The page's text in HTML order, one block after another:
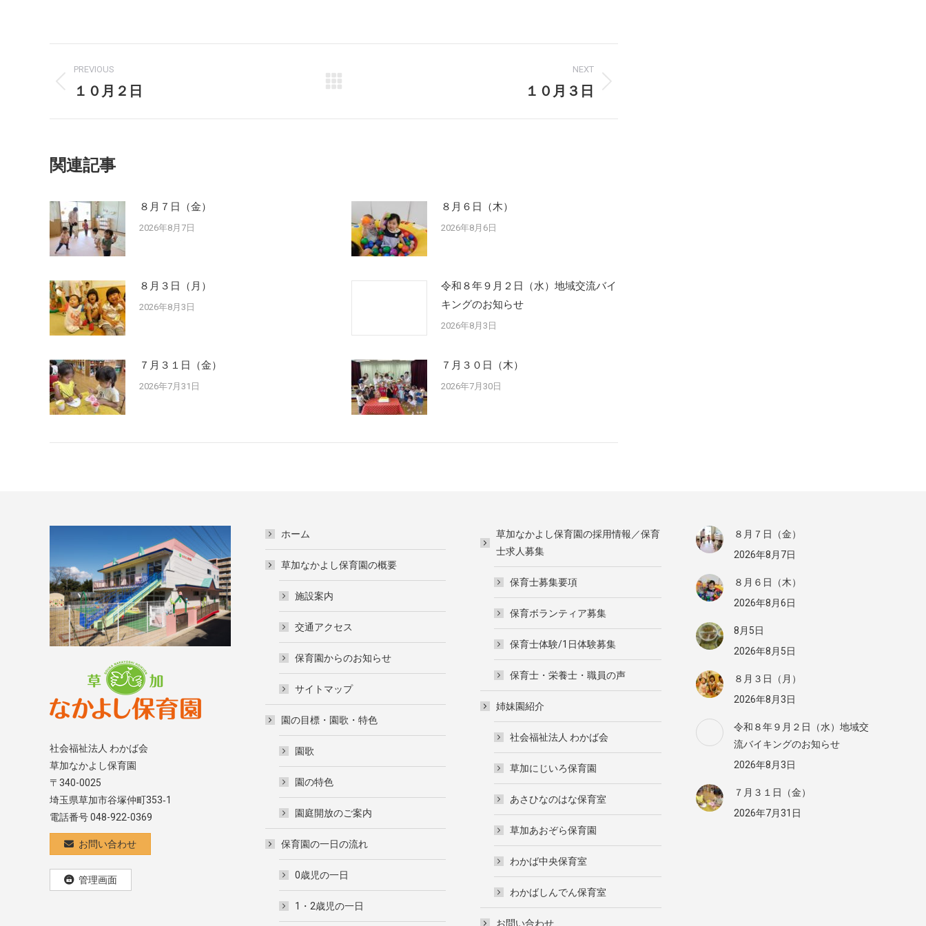
navigation
PREVIOUS
Previous
１０月２日
NEXT
１０月３日
関連記事
８月７日（金）
2026年8月7日
８月６日（木）
2026年8月6日
８月３日（月）
2026年8月3日
令和８年９月２日（水）地域交流バイ
キングのお知らせ
2026年8月3日
７月３１日（金）
2026年7月31日
７月３０日（木）
2026年7月30日
社会福祉法人 わかば会
草加なかよし保育園
〒340-0025
埼玉県草加市谷塚仲町353‐1
電話番号 048-922-0369
お問い合わせ
管理画面
ホーム
草加なかよし保育園の概要
施設案内
交通アクセス
保育園からのお知らせ
サイトマップ
園の目標・園歌・特色
園歌
園の特色
園庭開放のご案内
保育園の一日の流れ
0歳児の一日
1・2歳児の一日
草加なかよし保育園の採用情報／保育
士求人募集
保育士募集要項
保育ボランティア募集
保育士体験/1日体験募集
保育士・栄養士・職員の声
姉妹園紹介
社会福祉法人 わかば会
草加にじいろ保育園
あさひなのはな保育室
草加あおぞら保育園
わかば中央保育室
わかばしんでん保育室
お問い合わせ
８月７日（金）
2026年8月7日
８月６日（木）
2026年8月6日
8月5日
2026年8月5日
８月３日（月）
2026年8月3日
令和８年９月２日（水）地域交
流バイキングのお知らせ
2026年8月3日
７月３１日（金）
2026年7月31日